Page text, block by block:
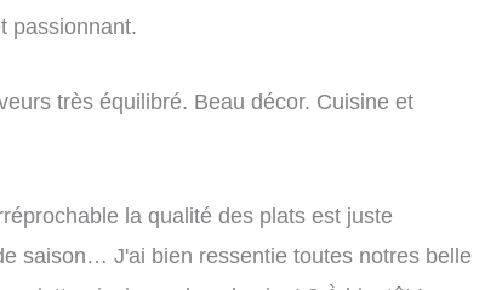
passionnant.
très équilibré. Beau décor. Cuisine et
la qualité des plats est juste
saison… J'ai bien ressentie toutes notres belle